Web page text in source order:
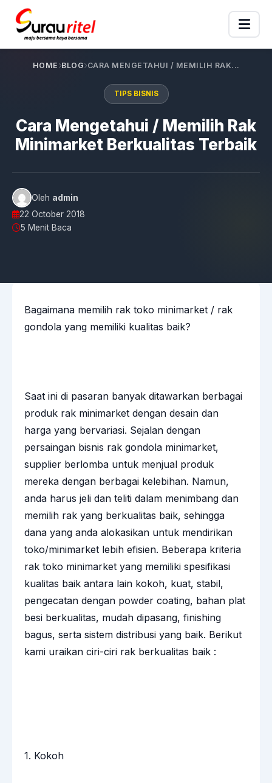
HOME BLOG CARA MENGETAHUI / MEMILIH RAK...
TIPS BISNIS
Cara Mengetahui / Memilih Rak
Minimarket Berkualitas Terbaik
Oleh admin
22 October 2018
5 Menit Baca
Bagaimana memilih rak toko minimarket / rak
gondola yang memiliki kualitas baik?
Saat ini di pasaran banyak ditawarkan berbagai
produk rak minimarket dengan desain dan
harga yang bervariasi. Sejalan dengan
persaingan bisnis rak gondola minimarket,
supplier berlomba untuk menjual produk
mereka dengan berbagai kelebihan. Namun,
anda harus jeli dan teliti dalam menimbang dan
memilih rak yang berkualitas baik, sehingga
dana yang anda alokasikan untuk mendirikan
toko/minimarket lebih efisien. Beberapa kriteria
rak toko minimarket yang memiliki spesifikasi
kualitas baik antara lain kokoh, kuat, stabil,
pengecatan dengan powder coating, bahan plat
besi berkualitas, mudah dipasang, finishing
bagus, serta sistem distribusi yang baik. Berikut
kami uraikan ciri-ciri rak berkualitas baik :
1. Kokoh